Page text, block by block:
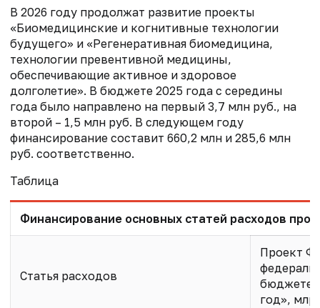
В 2026 году продолжат развитие проекты
«Биомедицинские и когнитивные технологии
будущего» и «Регенеративная биомедицина,
технологии превентивной медицины,
обеспечивающие активное и здоровое
долголетие». В бюджете 2025 года с середины
года было направлено на первый 3,7 млн руб., на
второй – 1,5 млн руб. В следующем году
финансирование составит 660,2 млн и 285,6 млн
руб. соответственно.
Таблица
Финансирование основных статей расходов
Статья расходов
Проект
бюджете
год»,